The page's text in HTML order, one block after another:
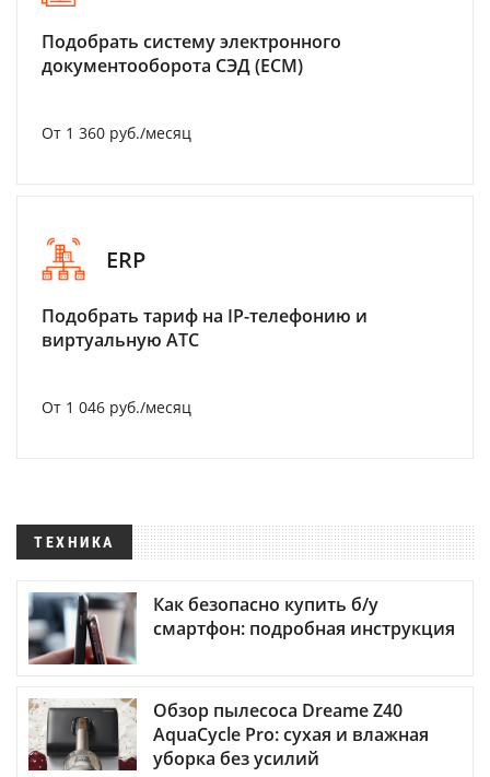
Подобрать систему электронного
документооборота СЭД (ECM)
От 1 360 руб./месяц
ERP
Подобрать тариф на IP-телефонию и
виртуальную АТС
От 1 046 руб./месяц
ТЕХНИКА
Как безопасно купить б/у
смартфон: подробная инструкция
Обзор пылесоса Dreame Z40
AquaCycle Pro: сухая и влажная
уборка без усилий